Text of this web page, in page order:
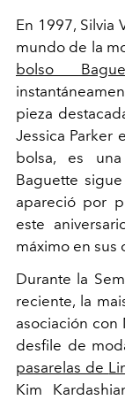
En 1997, Silvia
mundo de la
bolso
pieza
Jessica Parker
bolsa, es
Baguette
apareció por
este
máximo en sus
Durante la
reciente, la
asociación con
desfile de
pasarelas de
Kim